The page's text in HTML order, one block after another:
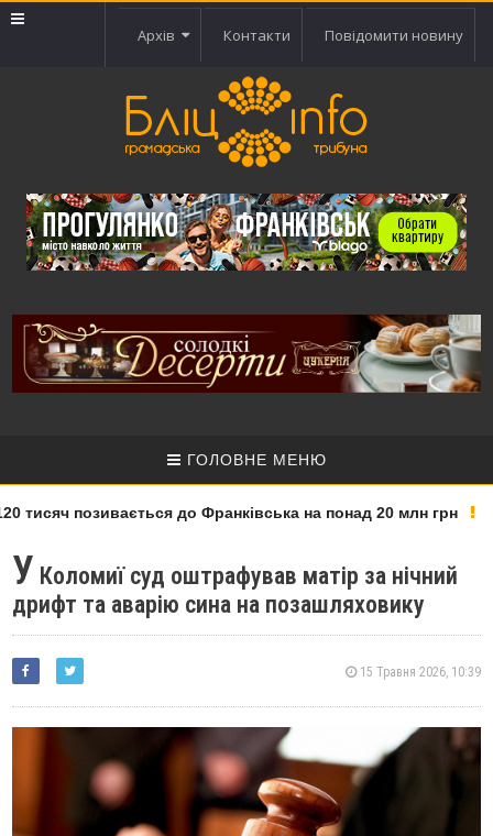
Архів Контакти Повідомити новину
ГОЛОВНЕ МЕНЮ
позивається до Франківська на понад 20 млн грн
У Коломиї суд оштрафував матір за нічний
дрифт та аварію сина на позашляховику
15 Травня 2026, 10:39